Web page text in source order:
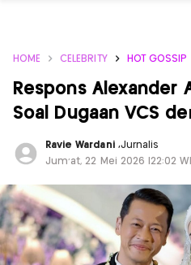
HOME CELEBRITY HOT GOSSIP
Respons Alexander
Soal Dugaan VCS
Ravie Wardani ,Jurnalis
Jum'at, 22 Mei 2026 |22:02